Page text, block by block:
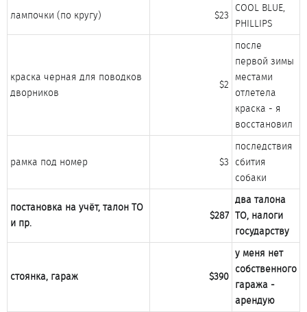
лампочки (по кругу)​ $23​
COOL BLUE,
PHILLIPS​
краска черная для поводков
дворников​
$2​
после
первой зимы
местами
отлетела
краска - я
восстановил​
рамка под номер​ $3​
последствия
сбития
собаки​
постановка на учёт, талон ТО
и пр.
$287
два талона
ТО, налоги
государству
стоянка, гараж $390
у меня нет
собственного
гаража -
арендую